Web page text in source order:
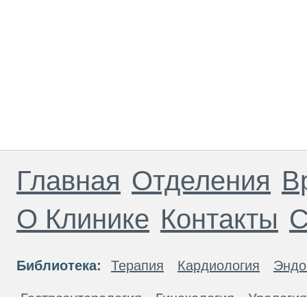
Главная Отделения
О Клинике Контакты
Библиотека: Терапия Кардиология